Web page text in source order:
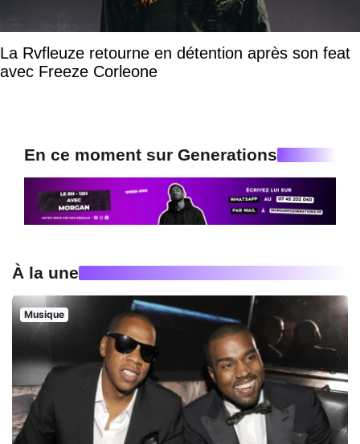
La Rvfleuze retourne en détention après son feat
avec Freeze Corleone
En ce moment sur Generations
À la une
Musique